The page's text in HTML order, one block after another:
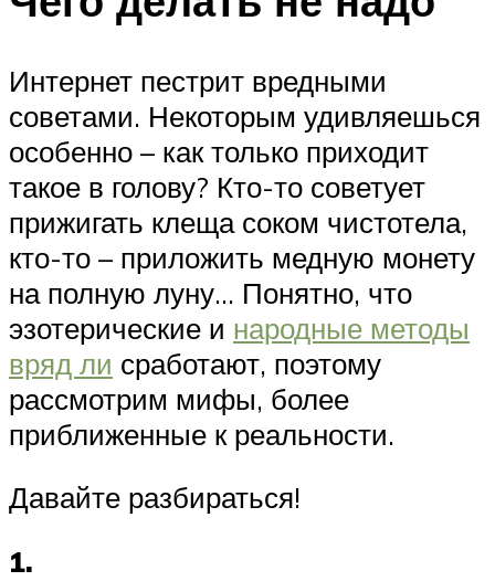
Интернет пестрит вредными
советами. Некоторым удивляешься
особенно – как только приходит
такое в голову? Кто-то советует
прижигать клеща соком чистотела,
кто-то – приложить медную монету
на полную луну… Понятно, что
эзотерические и народные методы
вряд ли сработают, поэтому
рассмотрим мифы, более
приближенные к реальности.
Давайте разбираться!
1.